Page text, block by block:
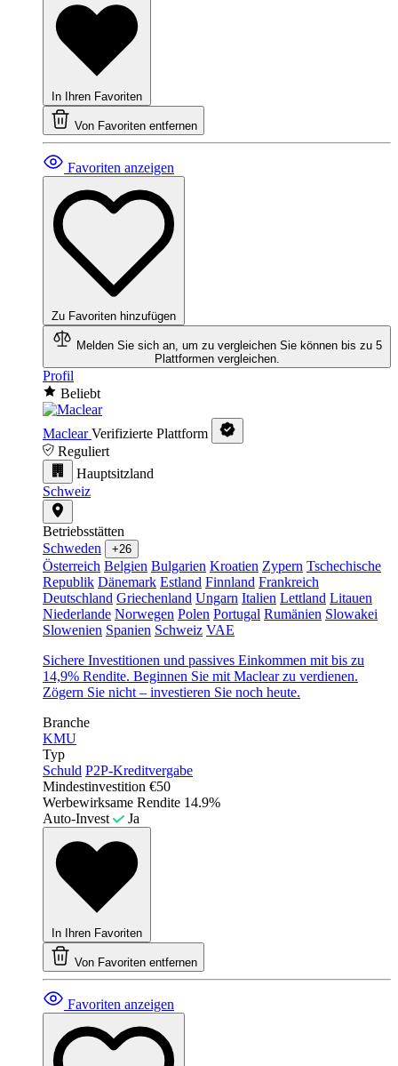
In Ihren Favoriten
Von Favoriten entfernen
Favoriten anzeigen
Zu Favoriten hinzufügen
Melden Sie sich an, um zu vergleichen Sie können bis zu 5
Plattformen vergleichen.
Profil
Beliebt
Maclear Verifizierte Plattform
Reguliert
Hauptsitzland
Schweiz
Betriebsstätten
Schweden
+26
Österreich Belgien Bulgarien Kroatien Zypern Tschechische
Republik Dänemark Estland Finnland Frankreich
Deutschland Griechenland Ungarn Italien Lettland Litauen
Niederlande Norwegen Polen Portugal Rumänien Slowakei
Slowenien Spanien Schweiz VAE
Sichere Investitionen und passives Einkommen mit bis zu
14,9% Rendite. Beginnen Sie mit Maclear zu verdienen.
Zögern Sie nicht – investieren Sie noch heute.
Branche
KMU
Typ
Schuld P2P-Kreditvergabe
Mindestinvestition €50
Werbewirksame Rendite 14.9%
Auto-Invest
Ja
In Ihren Favoriten
Von Favoriten entfernen
Favoriten anzeigen